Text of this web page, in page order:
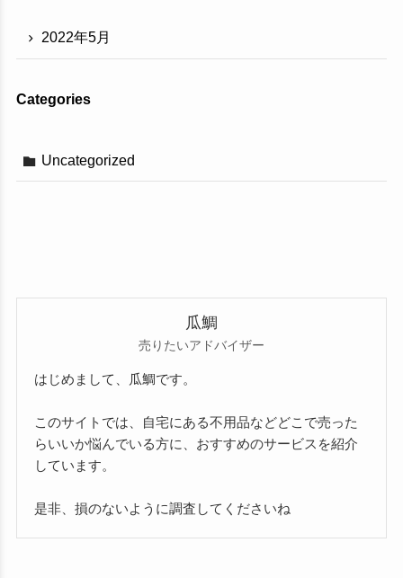
2022年5月
Categories
Uncategorized
瓜鯛
売りたいアドバイザー
はじめまして、瓜鯛です。
このサイトでは、自宅にある不用品などどこで売った
らいいか悩んでいる方に、おすすめのサービスを紹介
しています。
是非、損のないように調査してくださいね